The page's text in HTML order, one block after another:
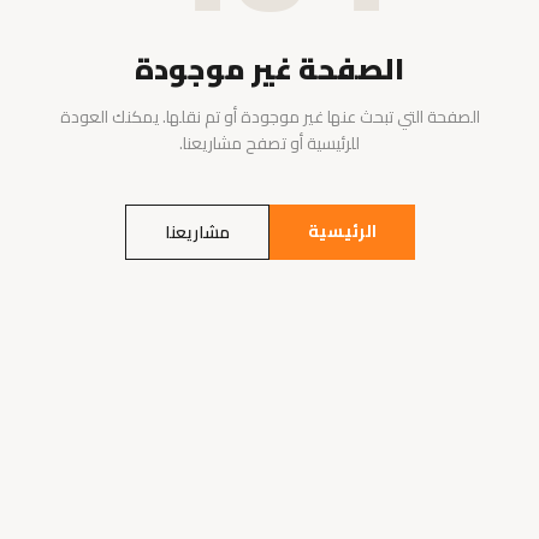
الصفحة غير موجودة
الصفحة التي تبحث عنها غير موجودة أو تم نقلها. يمكنك العودة
للرئيسية أو تصفح مشاريعنا.
الرئيسية مشاريعنا